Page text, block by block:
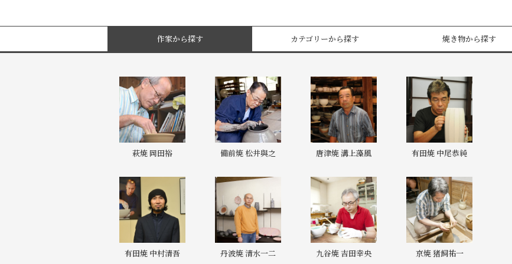
作家から探す カテゴリーから探す 焼き物から探す
萩焼 岡田裕 備前焼 松井與之 唐津焼 溝上藻風 有田焼 中尾恭純
有田焼 中村清吾 丹波焼 清水一二 九谷焼 吉田幸央 京焼 猪飼祐一